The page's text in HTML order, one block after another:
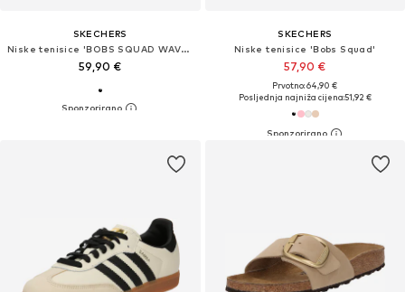
SKECHERS
Niske tenisice 'BOBS SQUAD WAVES-CURRENT LOOK'
59,90 €
SKECHERS
Niske tenisice 'Bobs Squad'
57,90 €
Prvotno: 64,90 €
Posljednja najniža cijena:51,92 €